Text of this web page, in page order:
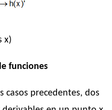
x)
funciones
casos precedentes, dos